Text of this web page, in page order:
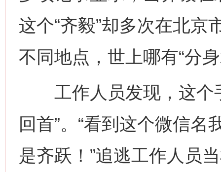
这个“齐毅”却多次在北京
不同地点，世上哪有“分
工作人员发现，这个
回首”。“看到这个微信名
是齐跃！”追逃工作人员